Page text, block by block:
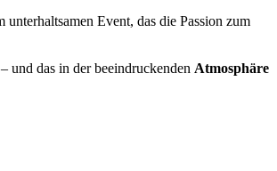
unterhaltsamen Event, das die Passion zum
das in der beeindruckenden Atmosphäre